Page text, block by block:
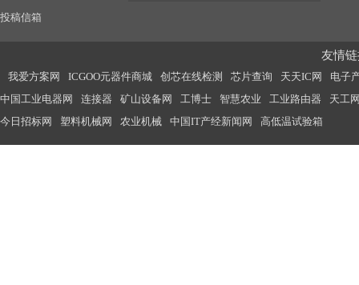
投稿信箱
友情
我爱方案网 ICGOO元器件商城 创芯在线检测 芯片查询 天天IC网
电子
中国工业电器网
连接器 矿山设备网 工博士 智慧农业 工业路由器
天工
今日招标网
塑料机械网 农业机械 中国IT产经新闻网 高低温试验箱